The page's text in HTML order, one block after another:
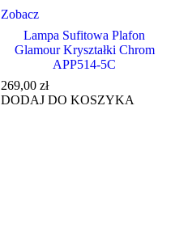
Zobacz
Lampa Sufitowa Plafon
Glamour Kryształki Chrom
APP514-5C
269,00 zł
DODAJ DO KOSZYKA